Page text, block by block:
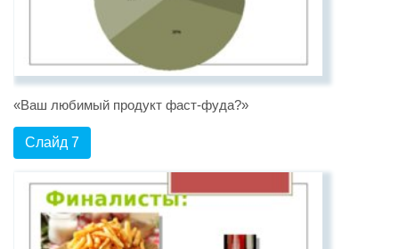
«Ваш любимый продукт фаст-фуда?»
Слайд 7